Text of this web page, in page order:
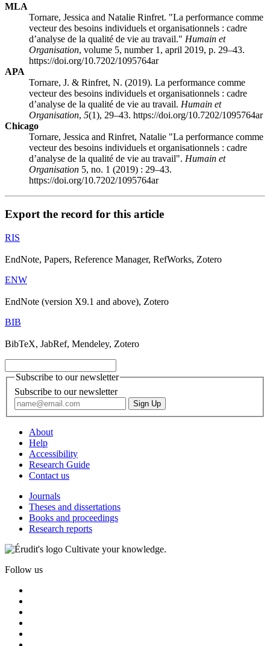
MLA
Tornare, Jessica and Natalie Rinfret. "La performance comme
vecteur des besoins individuels et organisationnels : cadre
d’analyse de la qualité de vie au travail." Humain et
Organisation, volume 5, number 1, april 2019, p. 29–43.
https://doi.org/10.7202/1095764ar
APA
Tornare, J. & Rinfret, N. (2019). La performance comme
vecteur des besoins individuels et organisationnels : cadre
d’analyse de la qualité de vie au travail. Humain et
Organisation, 5(1), 29–43. https://doi.org/10.7202/1095764ar
Chicago
Tornare, Jessica and Rinfret, Natalie "La performance comme
vecteur des besoins individuels et organisationnels : cadre
d’analyse de la qualité de vie au travail". Humain et
Organisation 5, no. 1 (2019) : 29–43.
https://doi.org/10.7202/1095764ar
Export the record for this article
RIS
EndNote, Papers, Reference Manager, RefWorks, Zotero
ENW
EndNote (version X9.1 and above), Zotero
BIB
BibTeX, JabRef, Mendeley, Zotero
Subscribe to our newsletter
Subscribe to our newsletter
About
Help
Accessibility
Research Guide
Contact us
Journals
Theses and dissertations
Books and proceedings
Research reports
Cultivate your knowledge.
Follow us